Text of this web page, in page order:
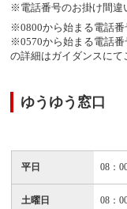
※電話番号のお掛け間違
※0800から始まる電話番
※0570から始まる電話
の詳細はガイダンスにて
ゆうゆう窓口
平日 08：
土曜日 08：